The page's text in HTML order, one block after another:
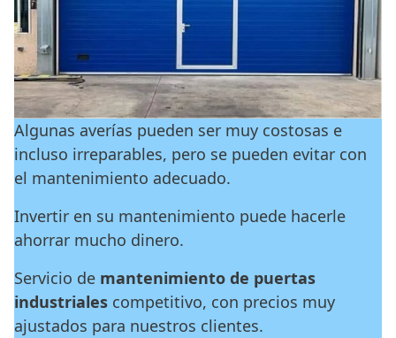
Algunas averías pueden ser muy costosas e
incluso irreparables, pero se pueden evitar con
el mantenimiento adecuado.
Invertir en su mantenimiento puede hacerle
ahorrar mucho dinero.
Servicio de mantenimiento de puertas
industriales competitivo, con precios muy
ajustados para nuestros clientes.